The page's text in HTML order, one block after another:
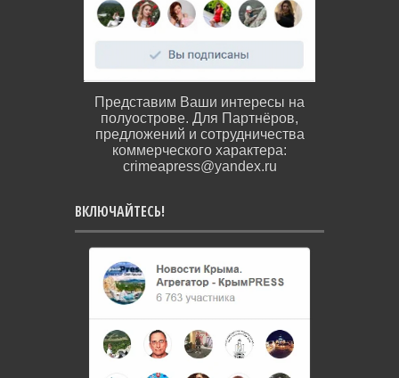
Представим Ваши интересы на
полуострове. Для Партнёров,
предложений и сотрудничества
коммерческого характера:
crimeapress@yandex.ru
ВКЛЮЧАЙТЕСЬ!